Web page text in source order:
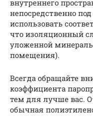
внутреннего
непосредственно
использовать
что изоляционный
уложенной
помещения).
Всегда обращайте
коэффициента
тем для лучше вас.
обычная